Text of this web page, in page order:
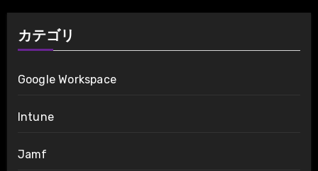
カテゴリ
Google Workspace
Intune
Jamf